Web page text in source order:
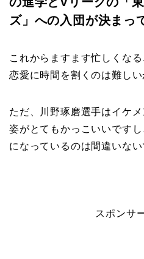
ズ」への入団が決まっ
これからますます忙しくな
恋愛に時間を割くのは難しい
ただ、川野琢磨選手はイケ
姿がとてもかっこいいです
になっているのは間違いない
スポンサ